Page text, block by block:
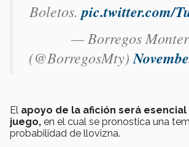
Boletos.pic.twitter.com/
— Borregos
(@BorregosMty)
El apoyo de la afición será
juego, en el cual se pronostica una
probabilidad de llovizna.